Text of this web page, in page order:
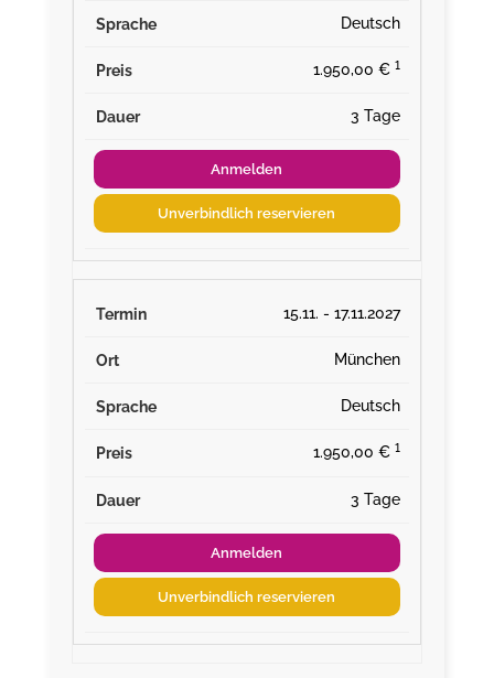
Deutsch
1.950,00 € ¹
3 Tage
Anmelden
Unverbindlich reservieren
15.11. - 17.11.2027
München
Deutsch
1.950,00 € ¹
3 Tage
Anmelden
Unverbindlich reservieren